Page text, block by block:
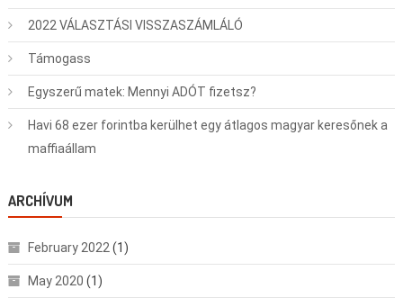
2022 VÁLASZTÁSI VISSZASZÁMLÁLÓ
Támogass
Egyszerű matek: Mennyi ADÓT fizetsz?
Havi 68 ezer forintba kerülhet egy átlagos magyar keresőnek a
maffiaállam
ARCHÍVUM
February 2022 (1)
May 2020 (1)